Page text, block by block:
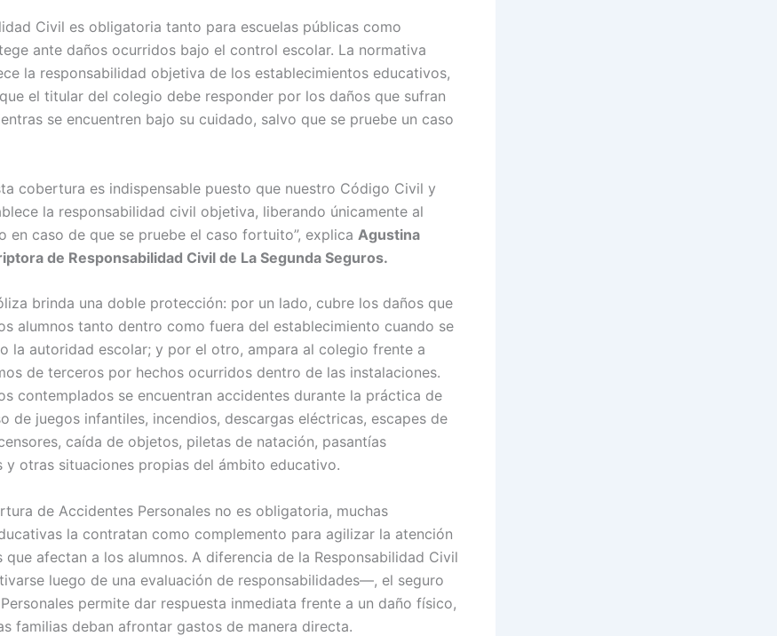
Civil es obligatoria tanto para escuelas públicas como
ante daños ocurridos bajo el control escolar. La normativa
la responsabilidad objetiva de los establecimientos educativos,
el titular del colegio debe responder por los daños que sufran
se encuentren bajo su cuidado, salvo que se pruebe un caso
cobertura es indispensable puesto que nuestro Código Civil y
la responsabilidad civil objetiva, liberando únicamente al
en caso de que se pruebe el caso fortuito”, explica Agustina
de Responsabilidad Civil de La Segunda Seguros.
brinda una doble protección: por un lado, cubre los daños que
alumnos tanto dentro como fuera del establecimiento cuando se
la autoridad escolar; y por el otro, ampara al colegio frente a
de terceros por hechos ocurridos dentro de las instalaciones.
contemplados se encuentran accidentes durante la práctica de
de juegos infantiles, incendios, descargas eléctricas, escapes de
caída de objetos, piletas de natación, pasantías
y otras situaciones propias del ámbito educativo.
de Accidentes Personales no es obligatoria, muchas
la contratan como complemento para agilizar la atención
que afectan a los alumnos. A diferencia de la Responsabilidad Civil
luego de una evaluación de responsabilidades—, el seguro
permite dar respuesta inmediata frente a un daño físico,
familias deban afrontar gastos de manera directa.